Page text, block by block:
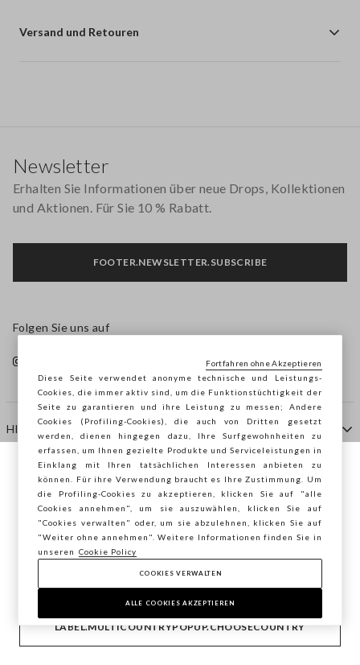
Versand und Retouren
HILFE
AGENTUR
KONTAKTE
Newsletter
Erhalten Sie Informationen über neue Drops, Kollektionen
und Aktionen. Für Sie 10 % Rabatt.
FOOTER.NEWSLETTER.SUBSCRIBE
Folgen Sie uns auf
Copyright © Ovs S.p.A. MwSt.-Nr. 04240010274 - Kap.
Kap. 290.923.470 -2.4.0
Sie surfen auf der Seite von STEFANEL
Österreich, möchten Sie Ihren Standort
speichern?
BESTÄTIGEN
LABEL.MULTICOUNTRYPOPUP.CHOOSECOUNTRY
footer.item.country Österreich
Diese Seite verwendet anonyme technische und Leistungs-
Cookies, die immer aktiv sind, um die Funktionstüchtigkeit der
Seite zu garantieren und ihre Leistung zu messen; Andere
Cookies (Profiling-Cookies), die auch von Dritten gesetzt
werden, dienen hingegen dazu, Ihre Surfgewohnheiten zu
erfassen, um Ihnen gezielte Produkte und Serviceleistungen in
Einklang mit Ihren tatsächlichen Interessen anbieten zu
können. Für ihre Verwendung braucht es Ihre Zustimmung. Um
die Profiling-Cookies zu akzeptieren, klicken Sie auf "alle
Cookies annehmen", um sie auszuwählen, klicken Sie auf
"Cookies verwalten" oder, um sie abzulehnen, klicken Sie auf
"Weiter ohne annehmen". Weitere Informationen finden Sie in
unseren
Cookie Policy
COOKIES VERWALTEN
ALLE COOKIES AKZEPTIEREN
Fortfahren ohne Akzeptieren